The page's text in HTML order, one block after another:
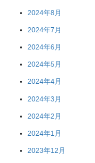
2024年8月
2024年7月
2024年6月
2024年5月
2024年4月
2024年3月
2024年2月
2024年1月
2023年12月